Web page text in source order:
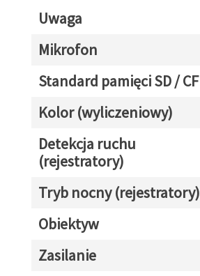
Uwaga
Mikrofon
Standard pamięci SD / CF
Kolor (wyliczeniowy)
Detekcja ruchu
(rejestratory)
Tryb nocny (rejestratory)
Obiektyw
Zasilanie